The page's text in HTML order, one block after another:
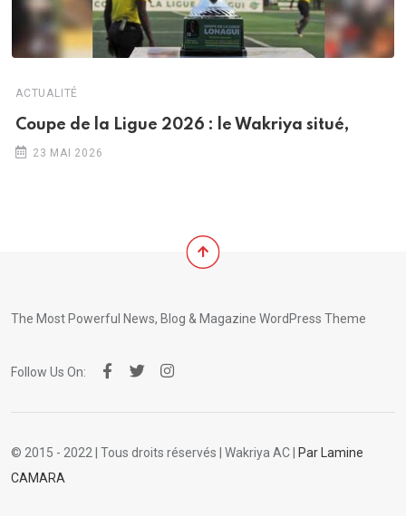
ACTUALITÉ
Coupe de la Ligue 2026 : le Wakriya situé,
23 MAI 2026
The Most Powerful News, Blog & Magazine WordPress Theme
Follow Us On:
© 2015 - 2022 | Tous droits réservés | Wakriya AC |
Par Lamine
CAMARA